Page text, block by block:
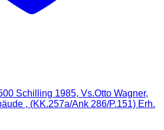
Schilling 1985, Vs.Otto Wagner,
, (KK.257a/Ank 286/P.151) Erh.